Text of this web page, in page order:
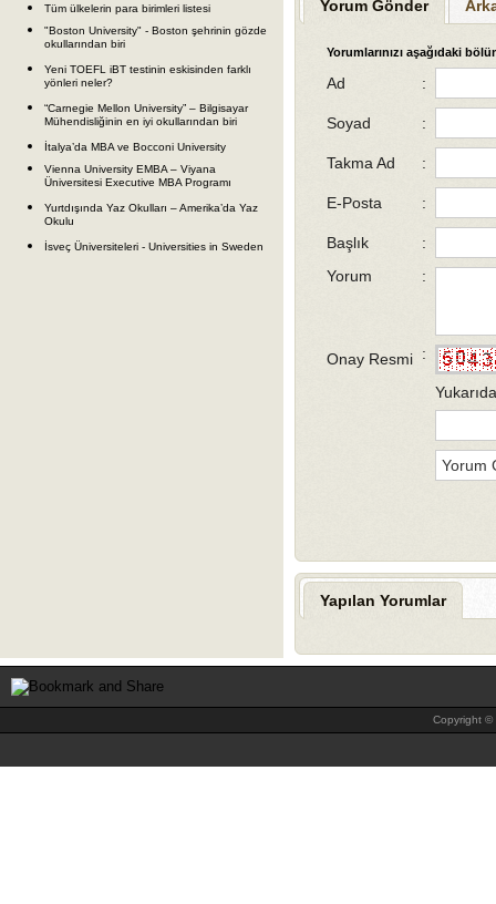
Tüm ülkelerin para birimleri listesi
"Boston University" - Boston şehrinin gözde
okullarından biri
Yeni TOEFL iBT testinin eskisinden farklı
yönleri neler?
“Carnegie Mellon University” – Bilgisayar
Mühendisliğinin en iyi okullarından biri
İtalya’da MBA ve Bocconi University
Vienna University EMBA – Viyana
Üniversitesi Executive MBA Programı
Yurtdışında Yaz Okulları – Amerika’da Yaz
Okulu
İsveç Üniversiteleri - Universities in Sweden
Yorum Gönder
Yorumlarınızı aşağıdaki
Ad :
Soyad :
Takma Ad :
E-Posta :
Başlık
:
Yorum
:
Onay Resmi :
Yapılan Yorumlar
Copyright ©